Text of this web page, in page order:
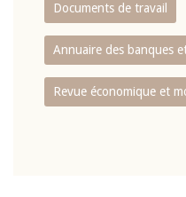
Documents de travail
Annuaire des banques
Revue économique et